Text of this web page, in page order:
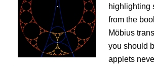
highlighting
from the
Möbius
you should
applets